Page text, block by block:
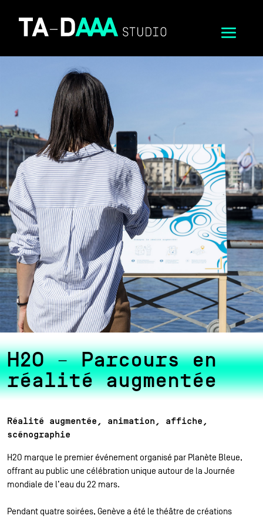
H2O – Parcours en
réalité augmentée
Réalité augmentée, animation, affiche,
scénographie
H2O marque le premier événement organisé par Planète Bleue,
offrant au public une célébration unique autour de la Journée
mondiale de l’eau du 22 mars.
Pendant quatre soirées, Genève a été le théâtre de créations